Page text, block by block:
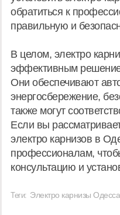
обратиться к
правильную и
В целом, электро
эффективным
Они обеспечивают
энергосбережение,
также могут
Если вы
электро карнизов в
профессионалам,
консультацию и
Теги: Электро карнизы Одесса